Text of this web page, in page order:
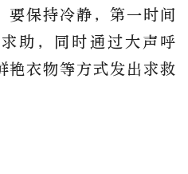
要保持冷静，第一时间
助，同时通过大声呼
艳衣物等方式发出求救